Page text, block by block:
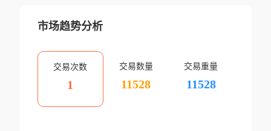
市场趋势分析
交易次数
1
交易数量
11528
交易重量
11528